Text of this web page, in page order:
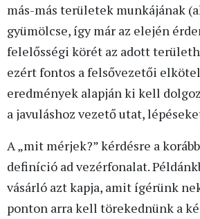
más-más területek munkájának
gyümölcse, így már az elején
felelősségi körét az adott
ezért fontos a felsővezetői
eredmények alapján ki kell
a javuláshoz vezető utat,
A „mit mérjek?” kérdésre a
definíció ad vezérfonalat.
vásárló azt kapja, amit ígérünk
ponton arra kell törekednünk a